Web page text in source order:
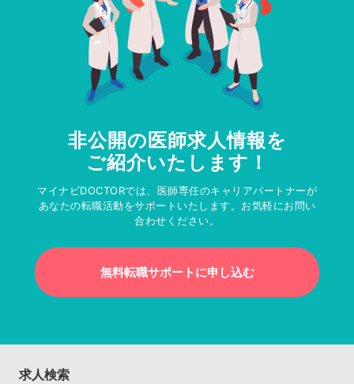
非公開の医師求人情報を
ご紹介いたします！
マイナビDOCTORでは、医師専任のキャリアパートナーが
あなたの転職活動をサポートいたします。お気軽にお問い
合わせください。
無料転職サポートに申し込む
求人検索